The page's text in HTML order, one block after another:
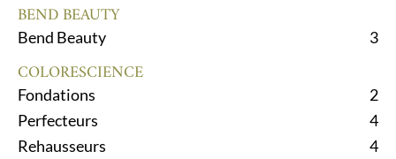
BEND BEAUTY
Bend Beauty 3
COLORESCIENCE
Fondations
2
Perfecteurs
4
Rehausseurs
4